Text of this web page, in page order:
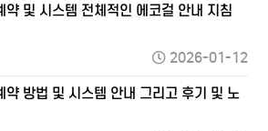
약 및 시스템 전체적인 에코걸 안내 지침
2026-01-12
약 방법 및 시스템 안내 그리고 후기 및 노